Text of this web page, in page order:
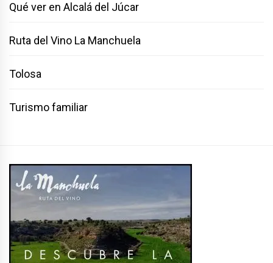
Qué ver en Alcalá del Júcar
Ruta del Vino La Manchuela
Tolosa
Turismo familiar